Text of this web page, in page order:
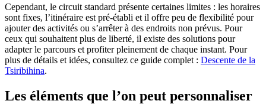
Cependant, le circuit standard présente certaines limites : les horaires
sont fixes, l’itinéraire est pré-établi et il offre peu de flexibilité pour
ajouter des activités ou s’arrêter à des endroits non prévus. Pour
ceux qui souhaitent plus de liberté, il existe des solutions pour
adapter le parcours et profiter pleinement de chaque instant. Pour
plus de détails et idées, consultez ce guide complet : Descente de la
Tsiribihina.
Les éléments que l’on peut personnaliser